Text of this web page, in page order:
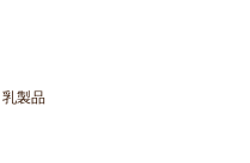
乳製品